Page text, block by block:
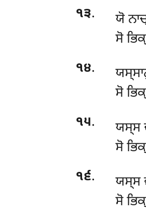
੧੩. ਯੋ
ਸੋ
੧੪.
ਸੋ
੧੫.
ਯਸ੍ਸ
ਸੋ
੧੬.
ਯਸ੍ਸ
ਸੋ